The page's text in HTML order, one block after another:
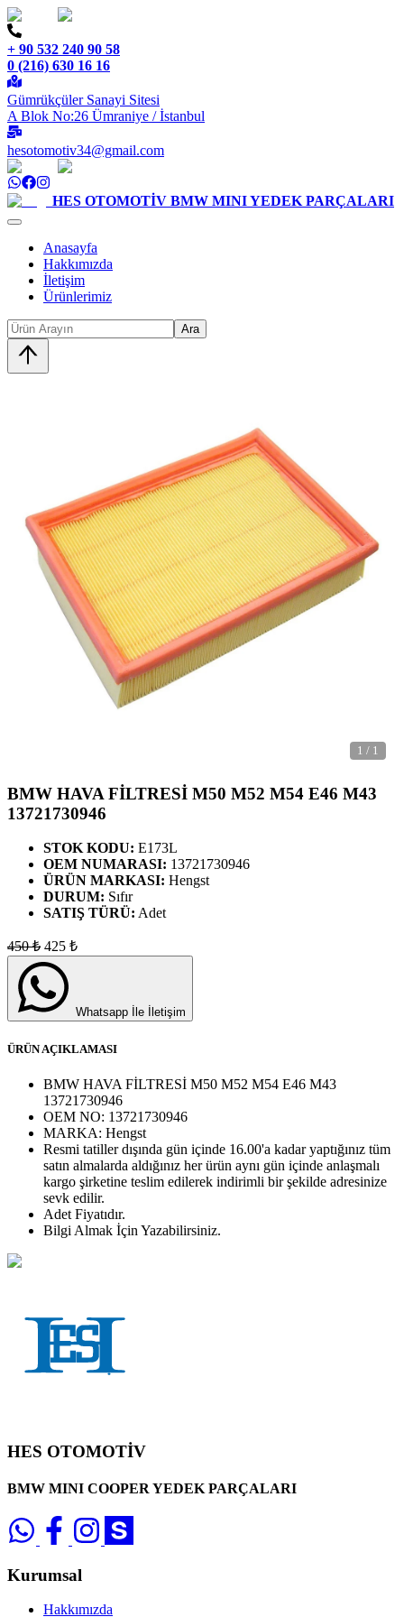
+ 90 532 240 90 58
0 (216) 630 16 16
Gümrükçüler Sanayi Sitesi
A Blok No:26 Ümraniye / İstanbul
hesotomotiv34@gmail.com
HES OTOMOTİV BMW MINI YEDEK PARÇALARI
Anasayfa
Hakkımızda
İletişim
Ürünlerimiz
Ara
1 / 1
BMW HAVA FİLTRESİ M50 M52 M54 E46 M43
13721730946
STOK KODU: E173L
OEM NUMARASI: 13721730946
ÜRÜN MARKASI: Hengst
DURUM: Sıfır
SATIŞ TÜRÜ: Adet
450₺ 425 ₺
Whatsapp İle İletişim
ÜRÜN AÇIKLAMASI
BMW HAVA FİLTRESİ M50 M52 M54 E46 M43
13721730946
OEM NO: 13721730946
MARKA: Hengst
Resmi tatiller dışında gün içinde 16.00'a kadar yaptığınız tüm
satın almalarda aldığınız her ürün aynı gün içinde anlaşmalı
kargo şirketine teslim edilerek indirimli bir şekilde adresinize
sevk edilir.
Adet Fiyatıdır.
Bilgi Almak İçin Yazabilirsiniz.
HES OTOMOTİV
BMW MINI COOPER YEDEK PARÇALARI
Kurumsal
Hakkımızda